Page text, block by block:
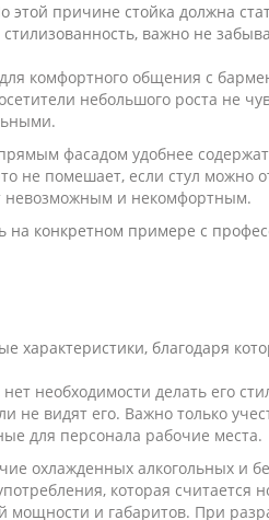
причине стойка должна
важно не
комфортного общения с
небольшого роста не
фасадом удобнее
не помешает, если стул можно
невозможным и некомфортным.
на конкретном примере с
характеристики, благодаря
необходимости делать его
не видят его. Важно только
для персонала рабочие места.
охлажденных алкогольных и
которая считается
мощности и габаритов. При